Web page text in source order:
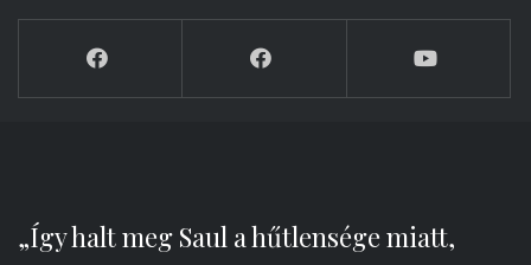
„Így halt meg Saul a hűtlensége miatt,